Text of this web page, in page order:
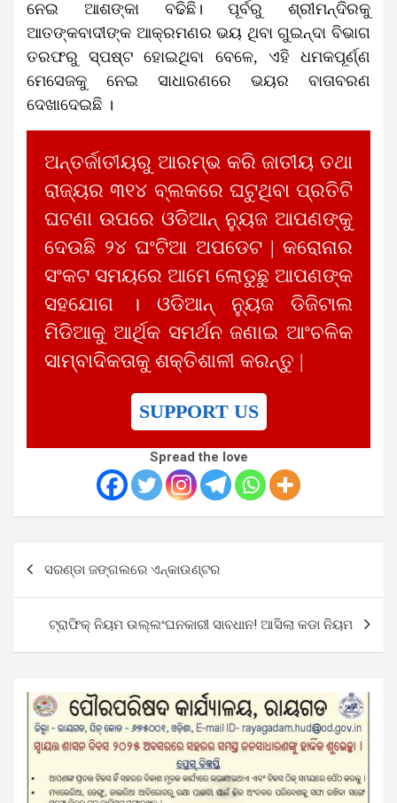
ନେଇ ଆଶଙ୍କା ବଢିଛି। ପୂର୍ବରୁ ଶ୍ରୀମନ୍ଦିରକୁ
ଆତଙ୍କବାଦୀଙ୍କ ଆକ୍ରମଣର ଭୟ ଥିବା ଗୁଇନ୍ଦା ବିଭାଗ
ତରଫରୁ ସ୍ପଷ୍ଟ ହୋଇଥିବା ବେଳେ, ଏହି ଧମକପୂର୍ଣ୍ଣ
ମେସେଜକୁ ନେଇ ସାଧାରଣରେ ଭୟର ବାତାବରଣ
ଦେଖାଦେଇଛି ।
ଅନ୍ତର୍ଜାତୀୟରୁ ଆରମ୍ଭ କରି ଜାତୀୟ ତଥା
ରାଜ୍ୟର ୩୧୪ ବ୍ଲକରେ ଘଟୁଥିବା ପ୍ରତିଟି
ଘଟଣା ଉପରେ ଓଡିଆନ୍ ନ୍ୟୁଜ ଆପଣଙ୍କୁ
ଦେଉଛି ୨୪ ଘଂଟିଆ ଅପଡେଟ | କରୋନାର
ସଂକଟ ସମୟରେ ଆମେ ଲୋଡୁଛୁ ଆପଣଙ୍କ
ସହଯୋଗ । ଓଡିଆନ୍ ନ୍ୟୁଜ ଡିଜିଟାଲ
ମିଡିଆକୁ ଆର୍ଥିକ ସମର୍ଥନ ଜଣାଇ ଆଂଚଳିକ
ସାମ୍ବାଦିକତାକୁ ଶକ୍ତିଶାଳୀ କରନ୍ତୁ |
SUPPORT US
Spread the love
navigation
ସରଣ୍ଡା ଜଙ୍ଗଲରେ ଏନ୍‌କାଉଣ୍ଟର
ଟ୍ରାଫିକ୍ ନିୟମ ଉଲ୍ଲଂଘନକାରୀ ସାବଧାନ! ଆସିଲା କଡା ନିୟମ